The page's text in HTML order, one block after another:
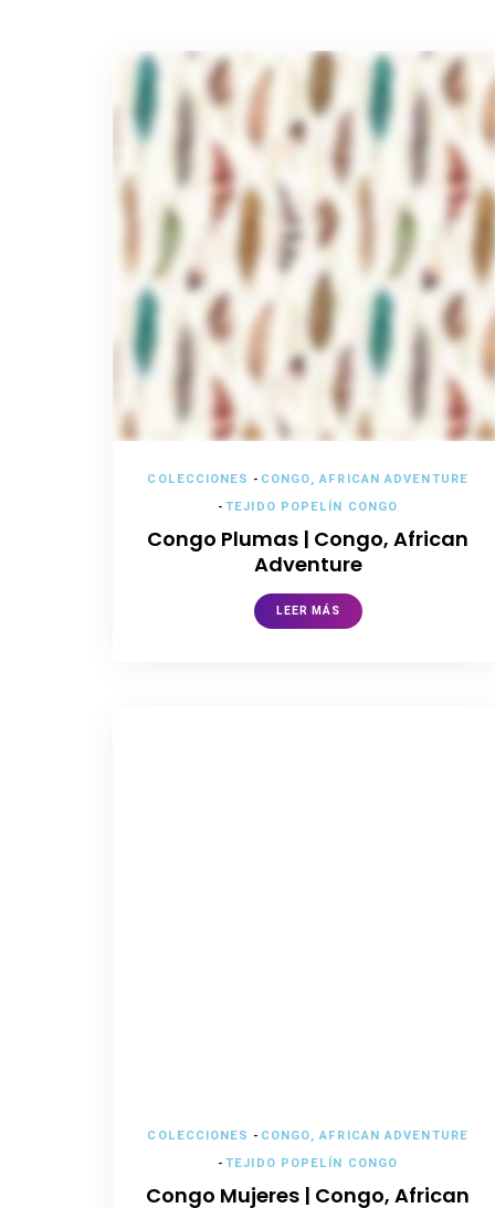
COLECCIONES - CONGO, AFRICAN ADVENTURE
-TEJIDO POPELÍN CONGO
Congo Plumas | Congo, African
Adventure
LEER MÁS
COLECCIONES - CONGO, AFRICAN ADVENTURE
-TEJIDO POPELÍN CONGO
Congo Mujeres | Congo, African